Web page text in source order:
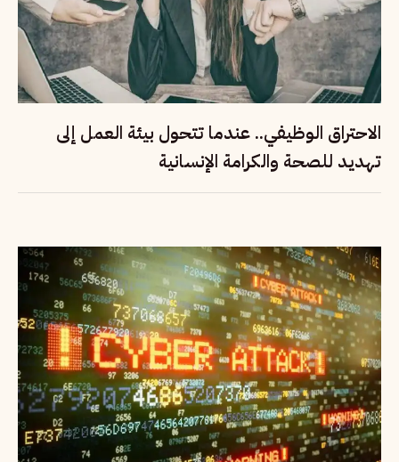
الاحتراق الوظيفي.. عندما تتحول بيئة العمل إلى
تهديد للصحة والكرامة الإنسانية